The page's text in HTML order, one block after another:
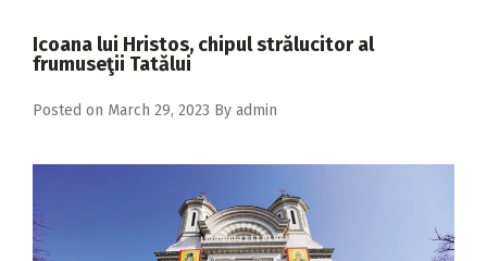
2017
2013
2012
Icoana lui Hristos, chipul strălucitor al
frumuseţii Tatălui
Posted on March 29, 2023 By admin